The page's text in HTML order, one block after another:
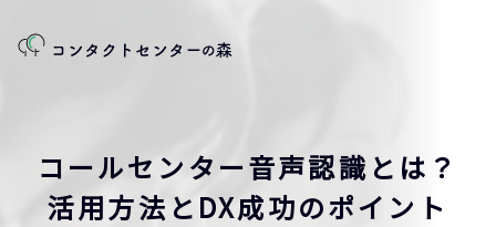
コールセンター音声認識とは？
活用方法とDX成功のポイント